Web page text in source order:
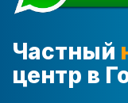
Частный
центр в